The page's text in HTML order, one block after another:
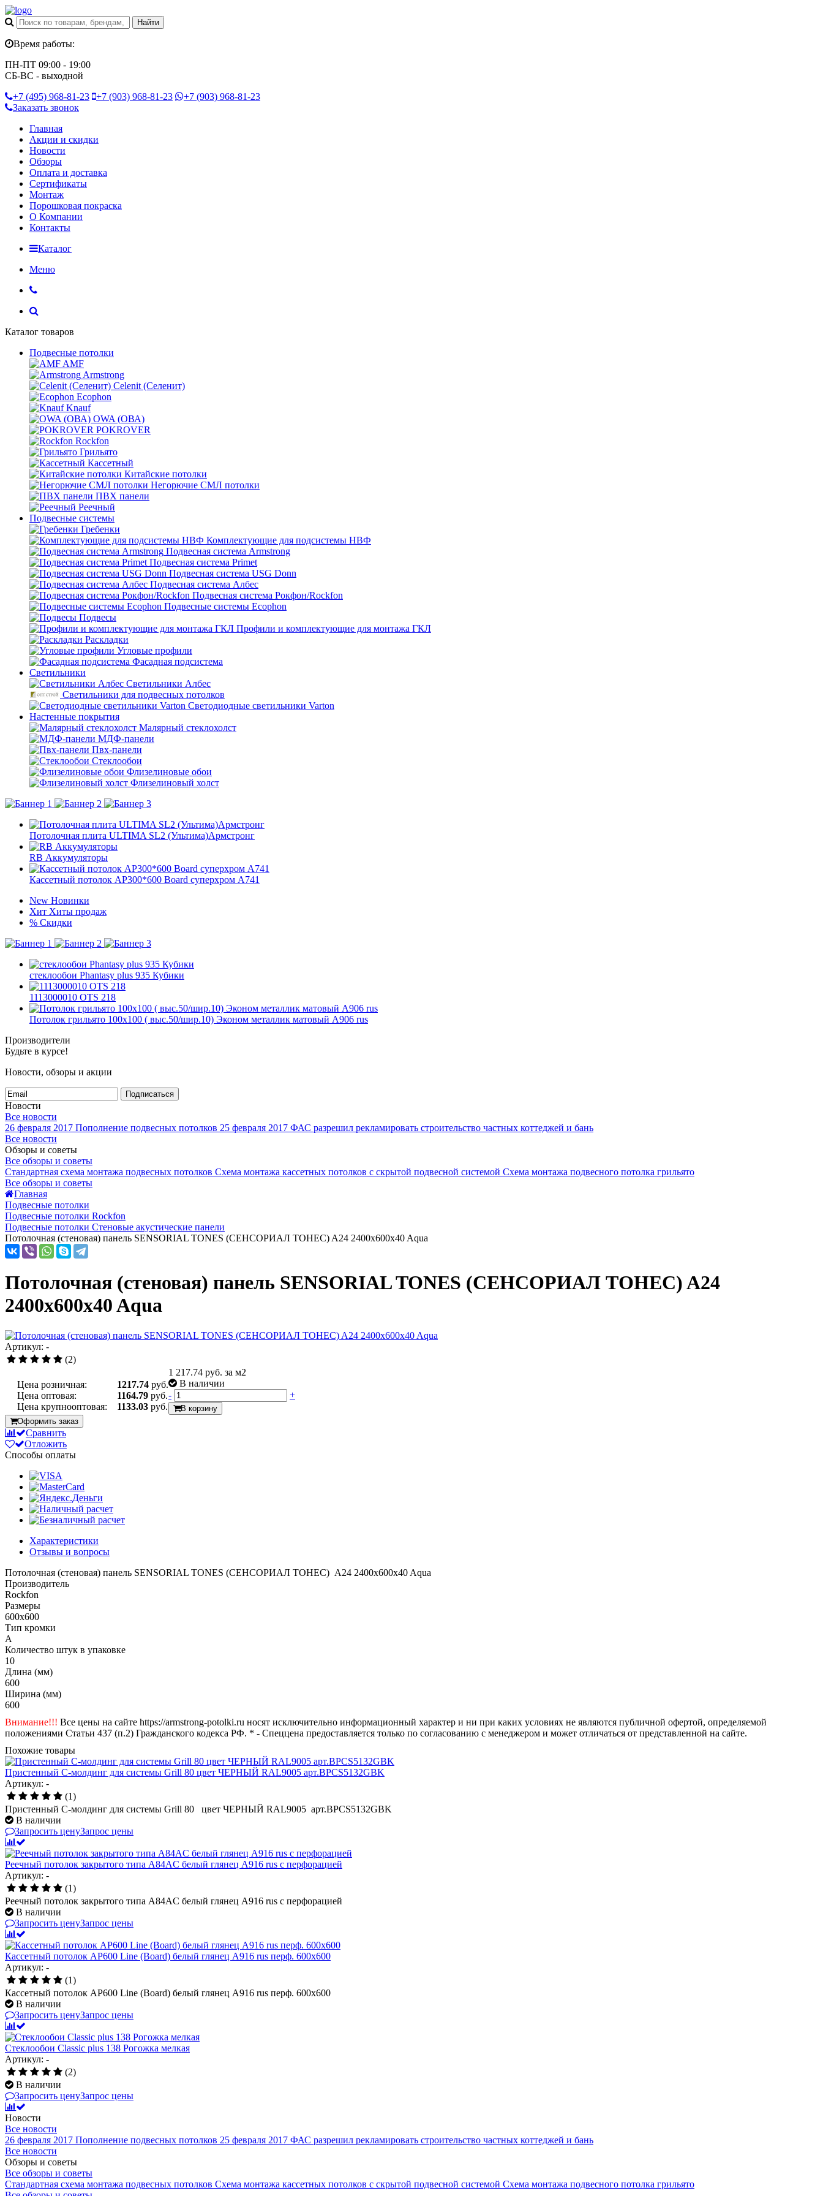
Время работы:
ПН-ПТ 09:00 - 19:00
СБ-ВС - выходной
+7 (495) 968-81-23 +7 (903) 968-81-23 +7 (903) 968-81-23
Заказать звонок
Главная
Акции и скидки
Новости
Обзоры
Оплата и доставка
Сертификаты
Монтаж
Порошковая покраска
О Компании
Контакты
Каталог
Меню
Каталог товаров
Подвесные потолки
AMF
Armstrong
Celenit (Селенит)
Ecophon
Knauf
OWA (ОВА)
POKROVER
Rockfon
Грильято
Кассетный
Китайские потолки
Негорючие СМЛ потолки
ПВХ панели
Реечный
Подвесные системы
Гребенки
Комплектующие для подсистемы НВФ
Подвесная система Armstrong
Подвесная система Primet
Подвесная система USG Donn
Подвесная система Албес
Подвесная система Рокфон/Rockfon
Подвесные системы Ecophon
Подвесы
Профили и комплектующие для монтажа ГКЛ
Раскладки
Угловые профили
Фасадная подсистема
Светильники
Светильники Албес
Светильники для подвесных потолков
Светодиодные светильники Varton
Настенные покрытия
Малярный стеклохолст
МДФ-панели
Пвх-панели
Стеклообои
Флизелиновые обои
Флизелиновый холст
Потолочная плита ULTIMA SL2 (Ультима)Армстронг
RB Аккумуляторы
Кассетный потолок AP300*600 Board суперхром А741
New Новинки
Хит Хиты продаж
% Скидки
стеклообои Phantasy plus 935 Кубики
1113000010 OTS 218
Потолок грильято 100х100 ( выс.50/шир.10) Эконом металлик матовый А906 rus
Производители
Будьте в курсе!
Новости, обзоры и акции
Подписаться
Новости
Все новости
26 февраля 2017 Пополнение подвесных потолков 25 февраля 2017 ФАС разрешил рекламировать строительство частных коттеджей и бань
Все новости
Обзоры и советы
Все обзоры и советы
Стандартная схема монтажа подвесных потолков Схема монтажа кассетных потолков с скрытой подвесной системой Схема монтажа подвесного потолка грильято
Все обзоры и советы
Главная
Подвесные потолки
Подвесные потолки Rockfon
Подвесные потолки Стеновые акустические панели
Потолочная (стеновая) панель SENSORIAL TONES (СЕНСОРИАЛ ТОНЕС) A24 2400x600x40 Aqua
Потолочная (стеновая) панель SENSORIAL TONES (СЕНСОРИАЛ ТОНЕС) A24
2400x600x40 Aqua
Артикул: -
(2)
Цена розничная: 1217.74 руб.
Цена оптовая:
1164.79 руб.
Цена крупнооптовая:
1133.03 руб.
1 217.74 руб. за м2
В наличии
-
+
В корзину
Оформить заказ
Сравнить
Отложить
Способы оплаты
Характеристики
Отзывы и вопросы
Потолочная (стеновая) панель SENSORIAL TONES (СЕНСОРИАЛ ТОНЕС) A24 2400x600x40 Aqua
Производитель
Rockfon
Размеры
600x600
Тип кромки
A
Количество штук в упаковке
10
Длина (мм)
600
Ширина (мм)
600
Внимание!!! Все цены на сайте https://armstrong-potolki.ru носят исключительно информационный характер и ни при каких условиях не являются публичной офертой, определяемой
положениями Статьи 437 (п.2) Гражданского кодекса РФ. * - Спеццена предоставляется только по согласованию с менеджером и может отличаться от представленной на сайте.
Похожие товары
Пристенный C-молдинг для системы Grill 80 цвет ЧЕРНЫЙ RAL9005 арт.BPCS5132GBK
Артикул: -
(1)
Пристенный C-молдинг для системы Grill 80 цвет ЧЕРНЫЙ RAL9005 арт.BPCS5132GBK
В наличии
Запросить ценуЗапрос цены
Реечный потолок закрытого типа A84AC белый глянец А916 rus с перфорацией
Артикул: -
(1)
Реечный потолок закрытого типа A84AC белый глянец А916 rus с перфорацией
В наличии
Запросить ценуЗапрос цены
Кассетный потолок AP600 Line (Board) белый глянец А916 rus перф. 600x600
Артикул: -
(1)
Кассетный потолок AP600 Line (Board) белый глянец А916 rus перф. 600x600
В наличии
Запросить ценуЗапрос цены
Стеклообои Classic plus 138 Рогожка мелкая
Артикул: -
(2)
В наличии
Запросить ценуЗапрос цены
Новости
Все новости
26 февраля 2017 Пополнение подвесных потолков 25 февраля 2017 ФАС разрешил рекламировать строительство частных коттеджей и бань
Все новости
Обзоры и советы
Все обзоры и советы
Стандартная схема монтажа подвесных потолков Схема монтажа кассетных потолков с скрытой подвесной системой Схема монтажа подвесного потолка грильято